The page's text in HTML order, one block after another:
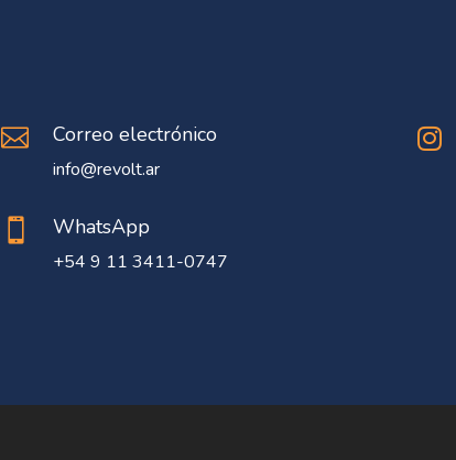
 Correo electrónico
info@revolt.ar
 WhatsApp
+54 9 11 3411-0747
